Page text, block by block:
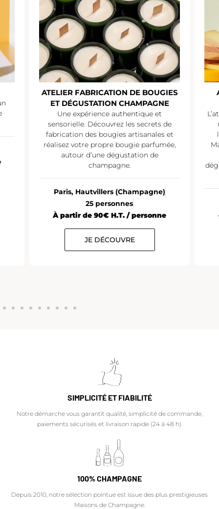
ATELIER FABRICATION DE BOUGIES
ET DÉGUSTATION CHAMPAGNE
Une expérience authentique et
sensorielle. Découvrez les secrets de
fabrication des bougies artisanales et
réalisez votre propre bougie parfumée,
autour d’une dégustation de
champagne.
Paris, Hautvillers (Champagne)
25 personnes
À partir de 90€ H.T. / personne
JE DÉCOUVRE
SIMPLICITÉ ET FIABILITÉ
Notre démarche vous garantit qualité, simplicité de commande,
paiements sécurisés et livraison rapide (24 à 48 h).
100% CHAMPAGNE
Depuis 2010, notre sélection pointue est issue des plus prestigieuses
Maisons de Champagne.